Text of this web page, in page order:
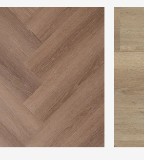
Visgraat Long Island
Herringbone Riverside Oak